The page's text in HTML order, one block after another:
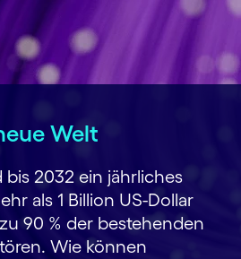
Welt
bis 2032 ein jährliches
als 1 Billion US-Dollar
90 % der bestehenden
Wie können